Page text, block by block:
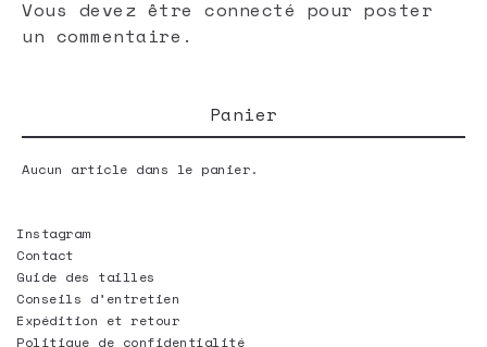
Vous devez être connecté pour poster
un commentaire.
Panier
Aucun article dans le panier.
Instagram
Contact
Guide des tailles
Conseils d’entretien
Expédition et retour
Politique de confidentialité